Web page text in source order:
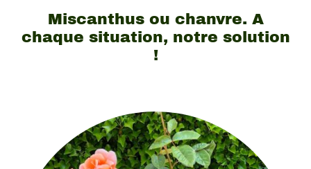
Miscanthus ou chanvre. A
chaque situation, notre solution
!